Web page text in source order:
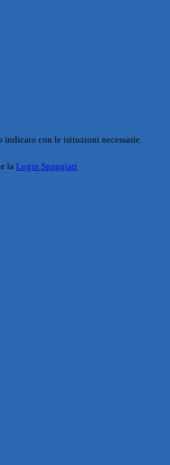
con le istruzioni necessarie.
la Login Spaggiari